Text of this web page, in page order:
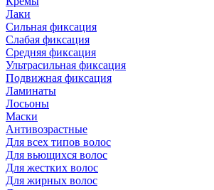
Лаки
Сильная фиксация
Слабая фиксация
Средняя фиксация
Ультрасильная фиксация
Подвижная фиксация
Ламинаты
Лосьоны
Маски
Антивозрастные
Для всех типов волос
Для вьющихся волос
Для жестких волос
Для жирных волос